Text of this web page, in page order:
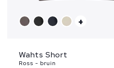
+
Wahts Short
Ross - bruin